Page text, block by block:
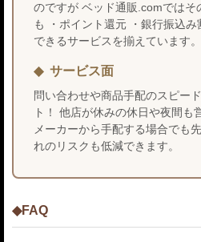
のですが ベッド通販.comではそ
も ・ポイント還元 ・銀行振込
できるサービスを揃えています。
サービス面
問い合わせや商品手配のスピー
ト！ 他店が休みの休日や夜間も
メーカーから手配する場合でも
れのリスクも低減できます。
◆FAQ